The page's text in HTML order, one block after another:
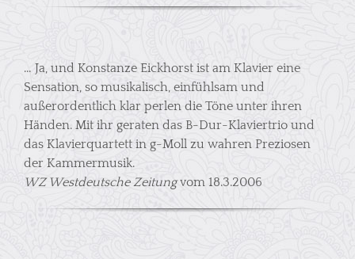
… Ja, und Konstanze Eickhorst ist am Klavier eine
Sensation, so musikalisch, einfühlsam und
außerordentlich klar perlen die Töne unter ihren
Händen. Mit ihr geraten das B-Dur-Klaviertrio und
das Klavierquartett in g-Moll zu wahren Preziosen
der Kammermusik.
WZ Westdeutsche Zeitungvom 18.3.2006